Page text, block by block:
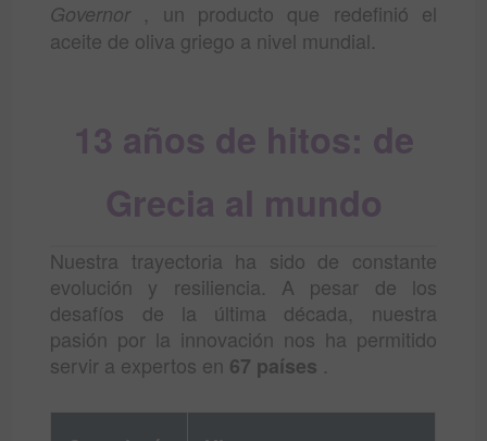
Governor , un producto que redefinió el
aceite de oliva griego a nivel mundial.
13 años de hitos: de
Grecia al mundo
Nuestra trayectoria ha sido de constante
evolución y resiliencia. A pesar de los
desafíos de la última década, nuestra
pasión por la innovación nos ha permitido
servir a expertos en 67 países .